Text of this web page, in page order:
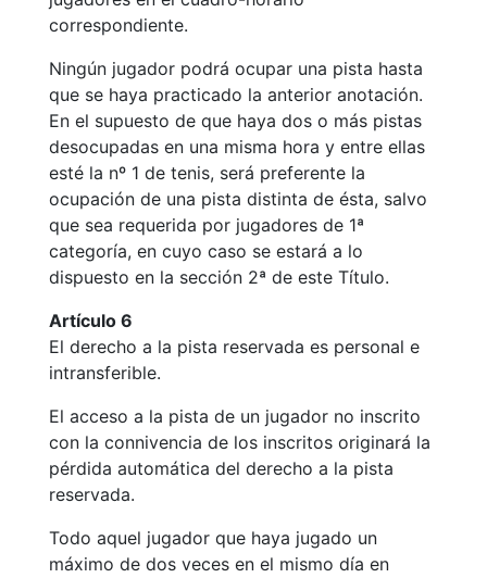
culturales
Conferencias
e
Inspirational
Talks
Calendario de
Actividades
Sociales
Juegos de
mesa
Peñas del Club
Wellness Center
fisiosalud
Entrenamientos
personales
dirigidas
Piscina
correspondiente.
Ningún jugador podrá ocupar una pista hasta
que se haya practicado la anterior anotación.
En el supuesto de que haya dos o más pistas
desocupadas en una misma hora y entre ellas
esté la nº 1 de tenis, será preferente la
ocupación de una pista distinta de ésta, salvo
que sea requerida por jugadores de 1ª
categoría, en cuyo caso se estará a lo
dispuesto en la sección 2ª de este Título.
Artículo 6
El derecho a la pista reservada es personal e
intransferible.
El acceso a la pista de un jugador no inscrito
con la connivencia de los inscritos originará la
pérdida automática del derecho a la pista
reservada.
Todo aquel jugador que haya jugado un
máximo de dos veces en el mismo día en